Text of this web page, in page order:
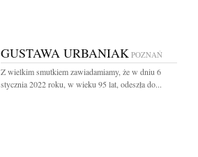
GUSTAWA URBANIAK POZNAŃ
Z wielkim smutkiem zawiadamiamy, że w dniu 6
stycznia 2022 roku, w wieku 95 lat, odeszła do...